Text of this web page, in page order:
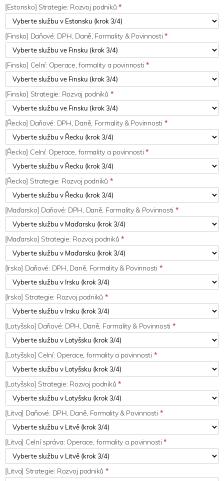
[Estonsko] Strategie: Rozvoj podniků *
[Finsko] Daňové: DPH, Daně, Formality & Povinnosti*
[Finsko] Celní: Operace, formality a povinnosti*
[Finsko] Strategie: Rozvoj podniků *
[Řecko] Daňové: DPH, Daně, Formality & Povinnosti *
[Řecko] Celní: Operace, formality a povinnosti*
[Řecko] Strategie: Rozvoj podniků *
[Maďarsko] Daňové: DPH, Daně, Formality & Povinnosti *
[Maďarsko] Strategie: Rozvoj podniků *
[Irsko] Daňové: DPH, Daně, Formality & Povinnosti *
[Irsko] Strategie: Rozvoj podniků *
[Lotyšsko] Daňové: DPH, Daně, Formality & Povinnosti *
[Lotyšsko] Celní: Operace, formality a povinnosti *
[Lotyšsko] Strategie: Rozvoj podniků *
[Litva] Daňové: DPH, Daně, Formality & Povinnosti *
[Litva] Celní správa: Operace, formality a povinnosti*
[Litva] Strategie: Rozvoj podniků *